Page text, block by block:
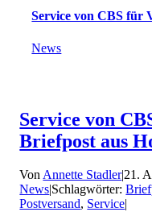
Service von CBS für
News
Service von
Briefpost aus
VonAnnette Stadler|21.
News|Schlagwörter:
Postversand, Service|